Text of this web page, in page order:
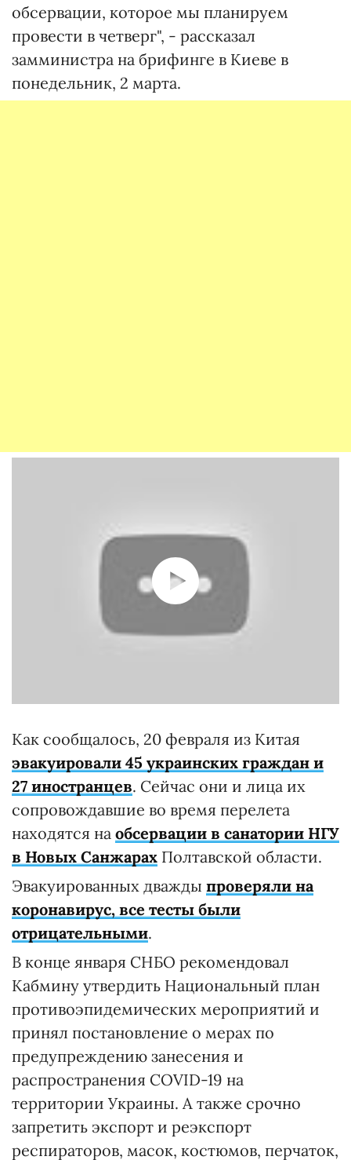
обсервации, которое мы планируем
провести в четверг", - рассказал
замминистра на брифинге в Киеве в
понедельник, 2 марта.
Как сообщалось, 20 февраля из Китая
эвакуировали 45 украинских граждан и
27 иностранцев. Сейчас они и лица их
сопровождавшие во время перелета
находятся на обсервации в санатории НГУ
в Новых Санжарах Полтавской области.
Эвакуированных дважды проверяли на
коронавирус, все тесты были
отрицательными.
В конце января СНБО рекомендовал
Кабмину утвердить Национальный план
противоэпидемических мероприятий и
принял постановление о мерах по
предупреждению занесения и
распространения COVID-19 на
территории Украины. А также срочно
запретить экспорт и реэкспорт
респираторов, масок, костюмов, перчаток,